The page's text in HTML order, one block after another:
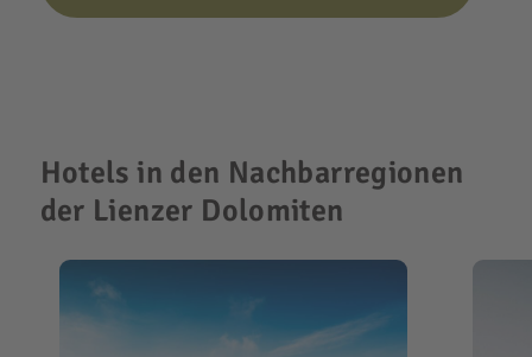
Hotels in den Nachbarregionen
der Lienzer Dolomiten